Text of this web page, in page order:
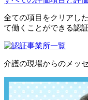
全ての項目をクリアし
て働くことができる認
介護の現場からのメッ